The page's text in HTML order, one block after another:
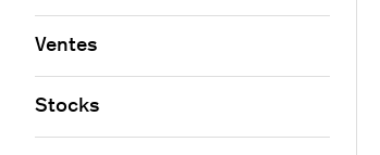
Ventes
Stocks